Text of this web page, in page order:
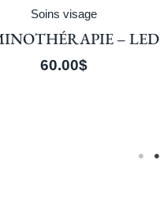
Soins visage
– LED
60.00$